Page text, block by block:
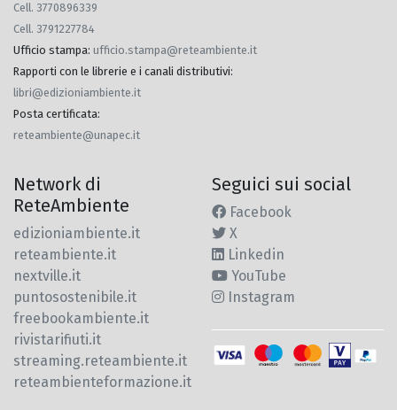
Cell. 3770896339
Cell. 3791227784
Ufficio stampa: ufficio.stampa@reteambiente.it
Rapporti con le librerie e i canali distributivi:
libri@edizioniambiente.it
Posta certificata:
reteambiente@unapec.it
Network di
ReteAmbiente
edizioniambiente.it
reteambiente.it
nextville.it
puntosostenibile.it
freebookambiente.it
rivistarifiuti.it
streaming.reteambiente.it
reteambienteformazione.it
Seguici sui social
Facebook
X
Linkedin
YouTube
Instagram